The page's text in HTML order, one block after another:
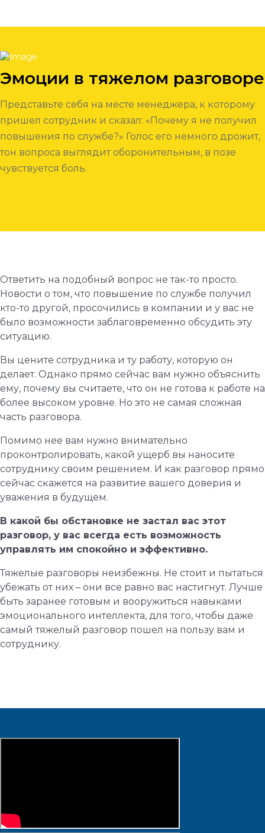
Эмоции в тяжелом разговоре
Представьте себя на месте менеджера, к которому
пришел сотрудник и сказал: «Почему я не получил
повышения по службе?» Голос его немного дрожит,
тон вопроса выглядит оборонительным, в позе
чувствуется боль.
Ответить на подобный вопрос не так-то просто.
Новости о том, что повышение по службе получил
кто-то другой, просочились в компании и у вас не
было возможности заблаговременно обсудить эту
ситуацию.
Вы цените сотрудника и ту работу, которую он
делает. Однако прямо сейчас вам нужно объяснить
ему, почему вы считаете, что он не готова к работе на
более высоком уровне. Но это не самая сложная
часть разговора.
Помимо нее вам нужно внимательно
проконтролировать, какой ущерб вы наносите
сотруднику своим решением. И как разговор прямо
сейчас скажется на развитие вашего доверия и
уважения в будущем.
В какой бы обстановке не застал вас этот
разговор, у вас всегда есть возможность
управлять им спокойно и эффективно.
Тяжелые разговоры неизбежны. Не стоит и пытаться
убежать от них – они все равно вас настигнут. Лучше
быть заранее готовым и вооружиться навыками
эмоционального интеллекта, для того, чтобы даже
самый тяжелый разговор пошел на пользу вам и
сотруднику.